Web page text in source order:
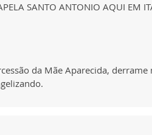
SANTO ANTONIO AQUI EM
da Mãe Aparecida,